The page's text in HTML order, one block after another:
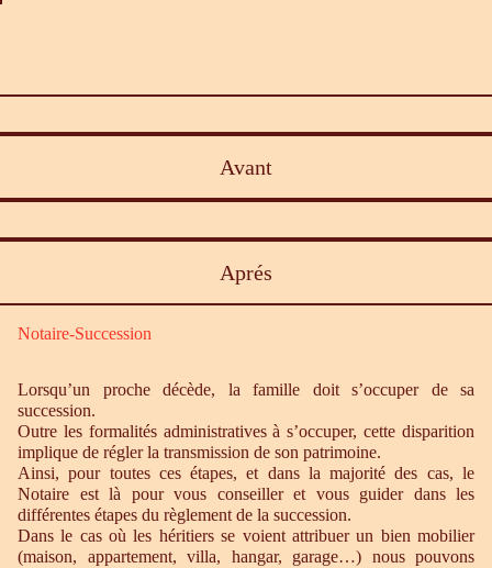
Avant
Aprés
Notaire-Succession
Lorsqu’un proche décède, la famille doit s’occuper de sa
succession.
Outre les formalités administratives à s’occuper, cette disparition
implique de régler la transmission de son patrimoine.
Ainsi, pour toutes ces étapes, et dans la majorité des cas, le
Notaire est là pour vous conseiller et vous guider dans les
différentes étapes du règlement de la succession.
Dans le cas où les héritiers se voient attribuer un bien mobilier
(maison, appartement, villa, hangar, garage…) nous pouvons